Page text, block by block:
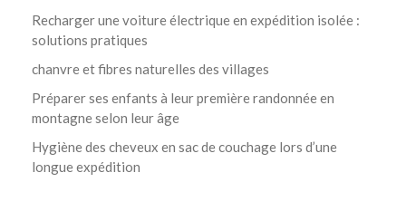
Recharger une voiture électrique en expédition isolée :
solutions pratiques
chanvre et fibres naturelles des villages
Préparer ses enfants à leur première randonnée en
montagne selon leur âge
Hygiène des cheveux en sac de couchage lors d’une
longue expédition